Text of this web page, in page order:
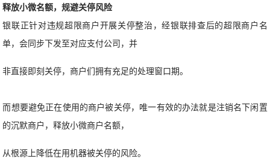
释放小微名额，规避关停风险
银联正针对违规超限商户开展关停整治，经银联排查后的超限商户名
单，会同步下发至对应支付公司，并
非直接即刻关停，商户们拥有充足的处理窗口期。
而想要避免正在使用的商户被关停，唯一有效的办法就是注销名下闲置
的沉默商户，释放小微商户名额，
从根源上降低在用机器被关停的风险。